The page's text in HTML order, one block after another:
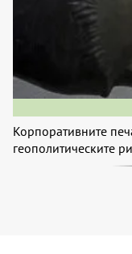
Корпоративните
геополитическите